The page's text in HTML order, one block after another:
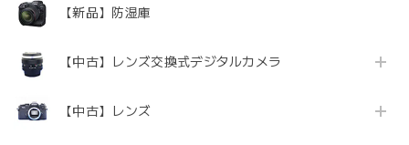
【新品】防湿庫
【中古】レンズ交換式デジタルカメラ
【中古】レンズ